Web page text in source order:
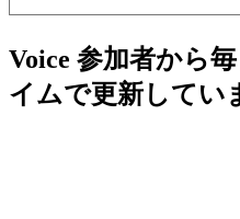
Voice 参加者から
イムで更新してい